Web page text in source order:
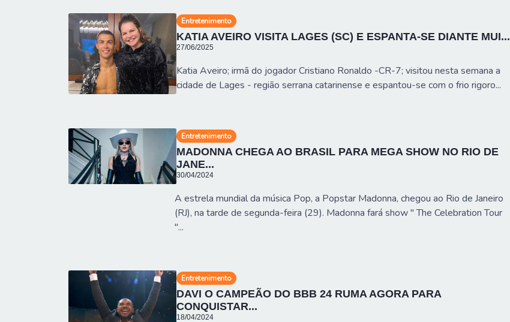
Entretenimento
KATIA AVEIRO VISITA LAGES (SC) E ESPANTA-SE DIANTE MUI...
27/06/2025
Katia Aveiro; irmã do jogador Cristiano Ronaldo -CR-7; visitou nesta semana a
cidade de Lages - região serrana catarinense e espantou-se com o frio rigoro...
Entretenimento
MADONNA CHEGA AO BRASIL PARA MEGA SHOW NO RIO DE
JANE...
30/04/2024
A estrela mundial da música Pop, a Popstar Madonna, chegou ao Rio de Janeiro
(RJ), na tarde de segunda-feira (29). Madonna fará show " The Celebration Tour
"...
Entretenimento
DAVI O CAMPEÃO DO BBB 24 RUMA AGORA PARA
CONQUISTAR...
18/04/2024